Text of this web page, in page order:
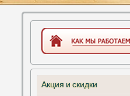
Акция и скидки
Строительство
доставка срубов из
Сибири